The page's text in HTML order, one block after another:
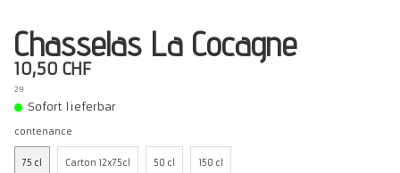
Chasselas La Cocagne
10,50 CHF
29
Sofort lieferbar
contenance
75 cl Carton 12x75cl 50 cl 150 cl